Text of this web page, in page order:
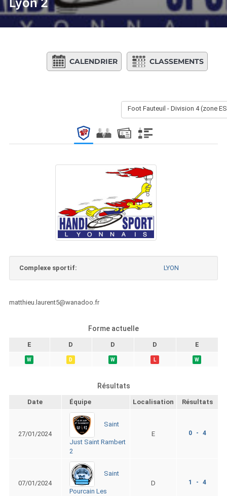
CALENDRIER CLASSEMENTS
Foot Fauteuil - Division 4 (zone
Complexe sportif: LYON
matthieu.laurent5@wanadoo.fr
Forme actuelle
E D D D E
W D W L W
Résultats
Date Équipe Localisation Résultats
27/01/2024
Saint
Just Saint Rambert
2
E 0 - 4
07/01/2024
Saint
Pourcain Les
D 1 - 4